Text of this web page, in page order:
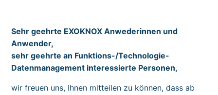
Sehr geehrte EXOKNOX Anwederinnen und
Anwender,
sehr geehrte an Funktions-/Technologie-
Datenmanagement interessierte Personen,
wir freuen uns, Ihnen mitteilen zu können, dass ab